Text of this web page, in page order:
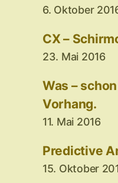
6. Oktober
CX –
23. Mai 2016
Was –
Vorhang.
11. Mai 2016
Predictive
15. Oktober